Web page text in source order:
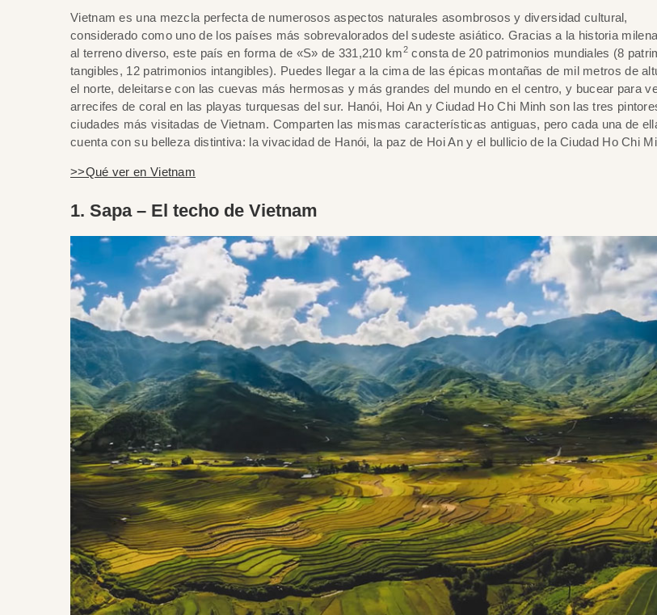
Vietnam es una mezcla perfecta de numerosos aspectos naturales asombrosos y diversidad cultural,
considerado como uno de los países más sobrevalorados del sudeste asiático. Gracias a la historia
al terreno diverso, este país en forma de «S» de 331,210 km2 consta de 20 patrimonios mundiales (8
tangibles, 12 patrimonios intangibles). Puedes llegar a la cima de las épicas montañas de mil metros de
el norte, deleitarse con las cuevas más hermosas y más grandes del mundo en el centro, y bucear para
arrecifes de coral en las playas turquesas del sur. Hanói, Hoi An y Ciudad Ho Chi Minh son las tres
ciudades más visitadas de Vietnam. Comparten las mismas características antiguas, pero cada una de
cuenta con su belleza distintiva: la vivacidad de Hanói, la paz de Hoi An y el bullicio de la Ciudad Ho Chi
>>Qué ver en Vietnam
1. Sapa – El techo de Vietnam